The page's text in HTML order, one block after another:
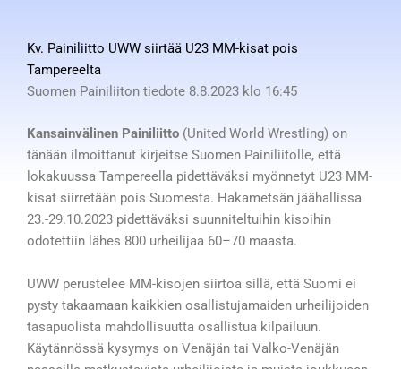
Kv. Painiliitto UWW siirtää U23 MM-kisat pois
Tampereelta
Suomen Painiliiton tiedote 8.8.2023 klo 16:45
Kansainvälinen Painiliitto (United World Wrestling) on
tänään ilmoittanut kirjeitse Suomen Painiliitolle, että
lokakuussa Tampereella pidettäväksi myönnetyt U23 MM-
kisat siirretään pois Suomesta. Hakametsän jäähallissa
23.-29.10.2023 pidettäväksi suunniteltuihin kisoihin
odotettiin lähes 800 urheilijaa 60–70 maasta.
UWW perustelee MM-kisojen siirtoa sillä, että Suomi ei
pysty takaamaan kaikkien osallistujamaiden urheilijoiden
tasapuolista mahdollisuutta osallistua kilpailuun.
Käytännössä kysymys on Venäjän tai Valko-Venäjän